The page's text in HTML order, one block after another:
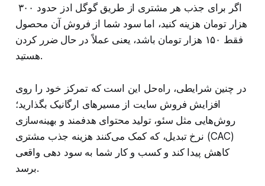
هزار تومان هزینه کنید، اما سود شما از فروش آن محصول
فقط ۱۵۰ هزار تومان باشد، یعنی عملاً در حال ضرر کردن
هستید.
در چنین شرایطی، راه‌حل این است که تمرکز خود را روی
افزایش فروش سایت از مسیرهای ارگانیک بگذارید؛
روش‌هایی مثل سئو، تولید محتوای هدفمند و بهینه‌سازی
نرخ تبدیل، که کمک می‌کنند هزینه جذب مشتری (CAC)
کاهش پیدا کند و کسب‌ و کار شما به سود دهی واقعی
برسد.